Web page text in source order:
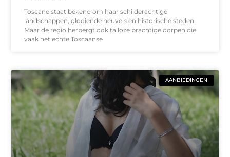
Toscane staat bekend om haar schilderachtige
landschappen, glooiende heuvels en historische steden.
Maar de regio herbergt ook talloze prachtige dorpen die
vaak het echte Toscaanse
AANBIEDINGEN